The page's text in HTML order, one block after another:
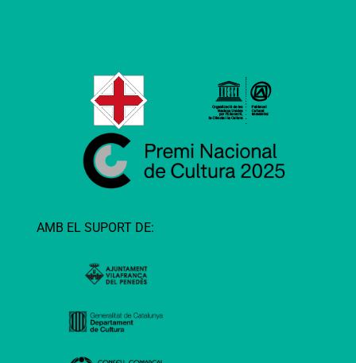
AMB EL SUPORT DE: